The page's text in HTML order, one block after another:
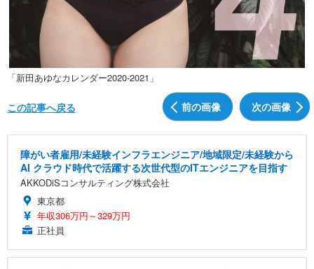
「新田あゆなカレンダー2020-2021」
前の画像 次の画像
この記事へ戻る
障がい者雇用/未経験インフラエンジニア/地域限定/未経験から
AI クラウド時代で活躍する次世代型のITエンジニアを目指す
AKKODiSコンサルティング株式会社
東京都
年収306万円～329万円
正社員